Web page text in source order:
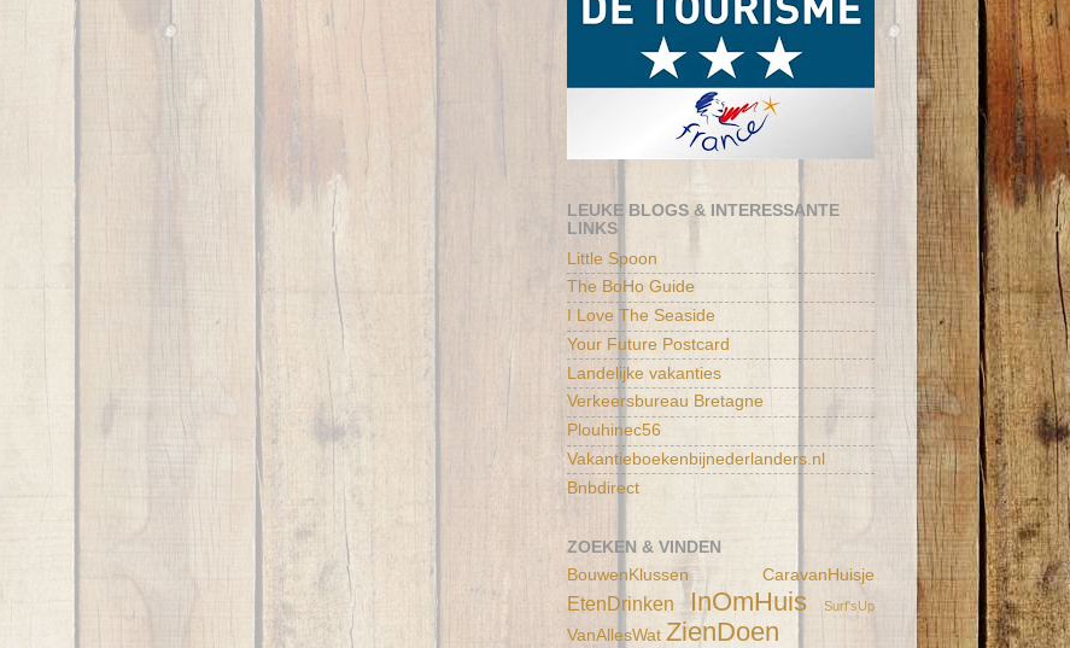
LEUKE BLOGS & INTERESSANTE
LINKS
Little Spoon
The BoHo Guide
I Love The Seaside
Your Future Postcard
Landelijke vakanties
Verkeersbureau Bretagne
Plouhinec56
Vakantieboekenbijnederlanders.nl
Bnbdirect
ZOEKEN & VINDEN
BouwenKlussen
CaravanHuisje
EtenDrinken InOmHuis Surf'sUp
VanAllesWat ZienDoen